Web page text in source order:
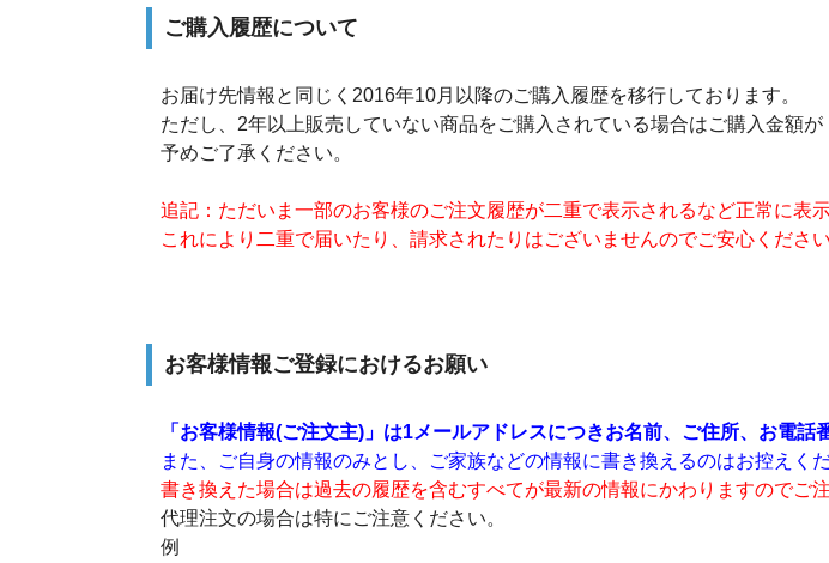
ご購入履歴について
お届け先情報と同じく2016年10月以降のご購入履歴を移行しております。
ただし、2年以上販売していない商品をご購入されている場合はご購入金額
予めご了承ください。
追記：ただいま一部のお客様のご注文履歴が二重で表示されるなど正常に表
これにより二重で届いたり、請求されたりはございませんのでご安心ください
お客様情報ご登録におけるお願い
「お客様情報(ご注文主)」は1メールアドレスにつきお名前、ご住所、お電話
また、ご自身の情報のみとし、ご家族などの情報に書き換えるのはお控えくだ
書き換えた場合は過去の履歴を含むすべてが最新の情報にかわりますのでご注
代理注文の場合は特にご注意ください。
例